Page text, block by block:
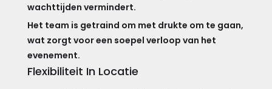
wachttijden vermindert.
Het team is getraind om met drukte om te gaan,
wat zorgt voor een soepel verloop van het
evenement.
Flexibiliteit In Locatie